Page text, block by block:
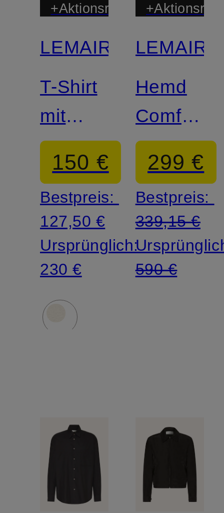
+Aktionsrabatt
LEMAIRE
T-Shirt
mit
Leinen
150 €
Bestpreis:
127,50 €
Ursprünglich:
230 €
LEMAIRE
Hemd
Comfort
Fit
299 €
Bestpreis:
339,15 €
590 €